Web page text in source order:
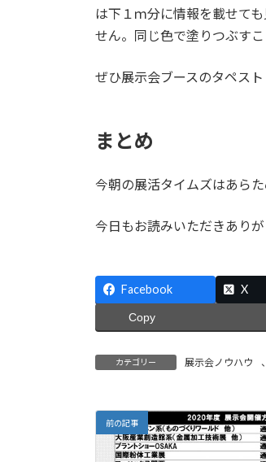
は下１ｍ分に情報を載せて
せん。同じ色で塗りつぶす
ぜひ展示会ブースのタペス
まとめ
今朝の展活タイムズはあら
今日もお読みいただきありが
Facebook X
Copy
カテゴリー 展示会ノウハウ 、
前の記事